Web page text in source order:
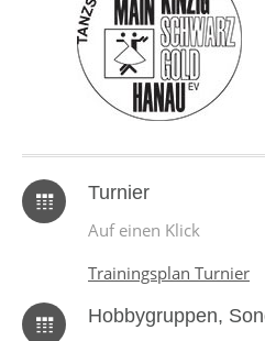
Turnier
Auf einen Klick
Trainingsplan Turnier
Hobbygruppen,